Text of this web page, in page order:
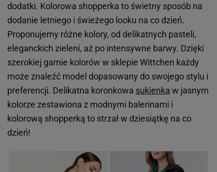
dodatki. Kolorowa shopperka to świetny sposób na
dodanie letniego i świeżego looku na co dzień.
Proponujemy różne kolory, od delikatnych pasteli,
eleganckich zieleni, aż po intensywne barwy. Dzięki
szerokiej gamie kolorów w sklepie Wittchen każdy
może znaleźć model dopasowany do swojego stylu i
preferencji. Delikatna koronkowa sukienka w jasnym
kolorze zestawiona z modnymi balerinami i
kolorową shopperką to strzał w dziesiątkę na co
dzień!